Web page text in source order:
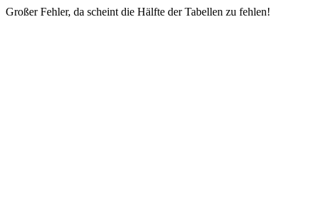
Großer Fehler, da scheint die Hälfte der Tabellen zu fehlen!